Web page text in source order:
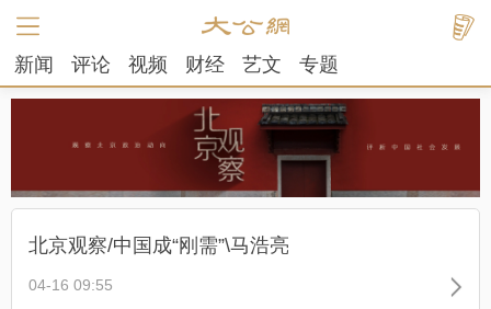
新闻 评论 视频 财经 艺文 专题
北京观察/中国成“刚需”\马浩亮
04-16 09:55